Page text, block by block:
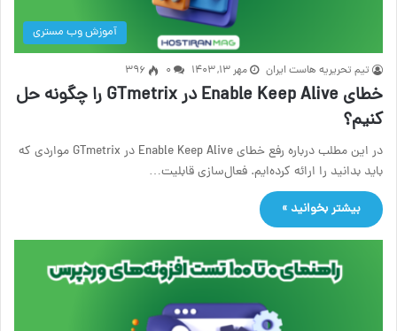
آموزش وب مستری
تیم تحریریه هاست ایران مهر ۱۳, ۱۴۰۳ ۰ 396
خطای Enable Keep Alive در GTmetrix را چگونه حل
کنیم؟
در این مطلب درباره رفع خطای Enable Keep Alive در GTmetrix مواردی که
باید بدانید را ارائه کرده‌ایم. فعال‌سازی قابلیت…
بیشتر بخوانید »